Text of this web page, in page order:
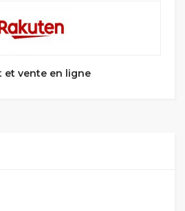
et vente en ligne